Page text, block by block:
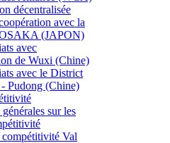
décentralisée
avec la
(JAPON)
avec
de Wuxi (Chine)
avec le District
Pudong (Chine)
sur les
compétitivité Val